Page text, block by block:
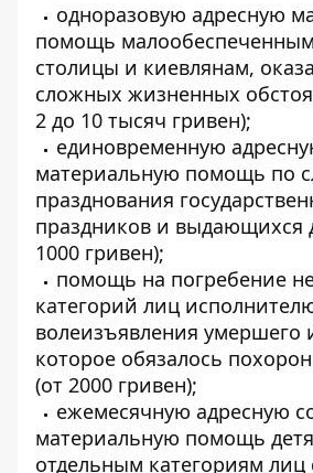
одноразовую адресную
помощь
столицы и киевлянам,
сложных жизненных
2 до 10 тысяч гривен);
единовременную
материальную помощь по
празднования
праздников и выдающихся
1000 гривен);
помощь на погребение
категорий лиц
волеизъявления умершего
которое обязалось
(от 2000 гривен);
ежемесячную адресную
материальную помощь
отдельным категориям лиц